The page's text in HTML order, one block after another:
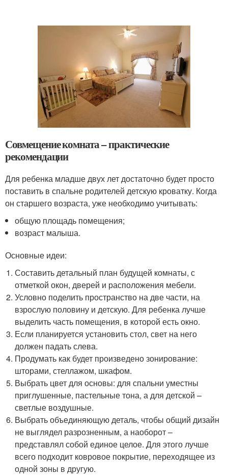
Совмещение комната – практические
рекомендации
Для ребенка младше двух лет достаточно будет просто
поставить в спальне родителей детскую кроватку. Когда
он старшего возраста, уже необходимо учитывать:
общую площадь помещения;
возраст малыша.
Основные идеи:
Составить детальный план будущей комнаты, с
отметкой окон, дверей и расположения мебели.
Условно поделить пространство на две части, на
взрослую половину и детскую. Для ребенка лучше
выделить часть помещения, в которой есть окно.
Если планируется установить стол, свет на него
должен падать слева.
Продумать как будет произведено зонирование:
шторами, стеллажом, шкафом.
Выбрать цвет для основы: для спальни уместны
приглушенные, пастельные тона, а для детской –
светлые воздушные.
Выбрать объединяющую деталь, чтобы общий дизайн
не выглядел разрозненным, а наоборот –
представлял собой единое целое. Для этого лучше
всего подходит ковровое покрытие, переходящее из
одной зоны в другую.